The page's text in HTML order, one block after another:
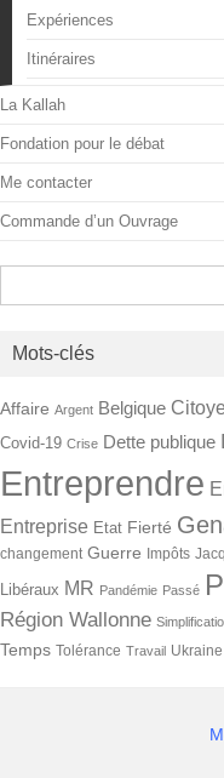
Expériences
Itinéraires
La Kallah
Fondation pour le débat
Me contacter
Commande d’un Ouvrage
Mots-clés
Affaire Argent Belgique
Covid-19 Crise Dette publique
Entreprendre
Entreprise Etat Fierté
changement Guerre Impôts
Libéraux MR Pandémie Passé
Région Wallonne
Temps Tolérance Travail Ukraine